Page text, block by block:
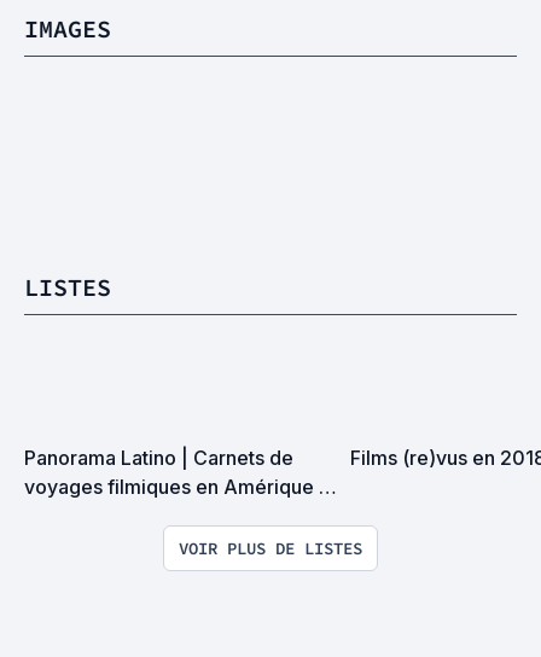
IMAGES
LISTES
Panorama Latino | Carnets de
voyages filmiques en Amérique
Films (re)vus en
VOIR PLUS DE LISTES